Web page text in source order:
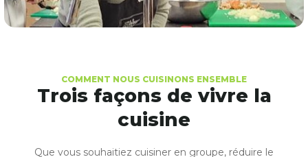
COMMENT NOUS CUISINONS ENSEMBLE
Trois façons de vivre la
cuisine
Que vous souhaitiez cuisiner en groupe, réduire le